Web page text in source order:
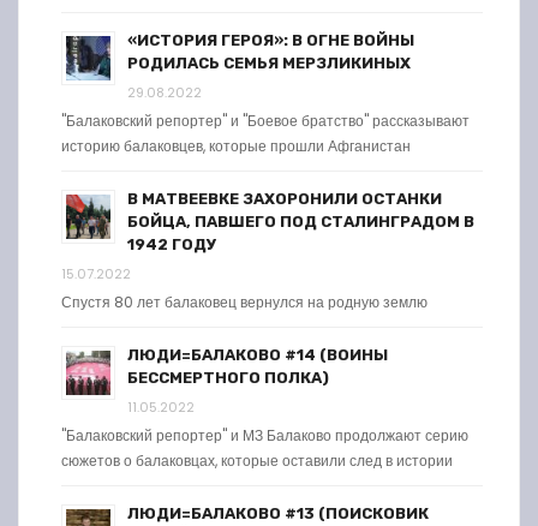
«ИСТОРИЯ ГЕРОЯ»: В ОГНЕ ВОЙНЫ
РОДИЛАСЬ СЕМЬЯ МЕРЗЛИКИНЫХ
29.08.2022
"Балаковский репортер" и "Боевое братство" рассказывают
историю балаковцев, которые прошли Афганистан
В МАТВЕЕВКЕ ЗАХОРОНИЛИ ОСТАНКИ
БОЙЦА, ПАВШЕГО ПОД СТАЛИНГРАДОМ В
1942 ГОДУ
15.07.2022
Спустя 80 лет балаковец вернулся на родную землю
ЛЮДИ=БАЛАКОВО #14 (ВОИНЫ
БЕССМЕРТНОГО ПОЛКА)
11.05.2022
"Балаковский репортер" и МЗ Балаково продолжают серию
сюжетов о балаковцах, которые оставили след в истории
ЛЮДИ=БАЛАКОВО #13 (ПОИСКОВИК